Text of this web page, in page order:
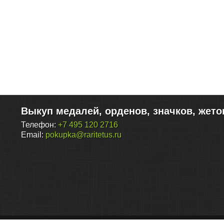
Выкуп медалей, орденов, значков,
Телефон: +7 495 120 2716
Email: pokupka@raritetus.ru